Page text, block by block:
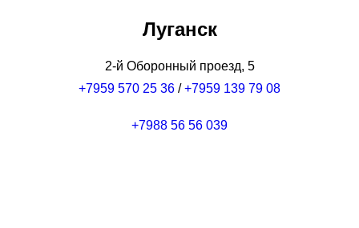
Луганск
2-й Оборонный проезд, 5
+7959 570 25 36 /+7959 139 79 08
+7988 56 56 039